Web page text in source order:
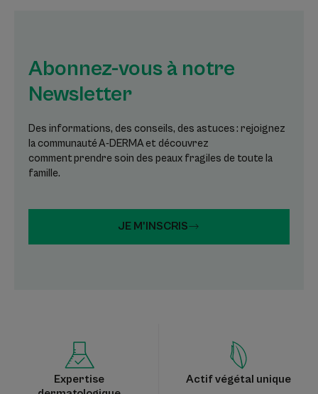
Abonnez-vous à notre
Newsletter
Des informations, des conseils, des astuces : rejoignez
la communauté A-DERMA et découvrez
comment prendre soin des peaux fragiles de toute la
famille.
JE M'INSCRIS
Expertise
Actif végétal unique